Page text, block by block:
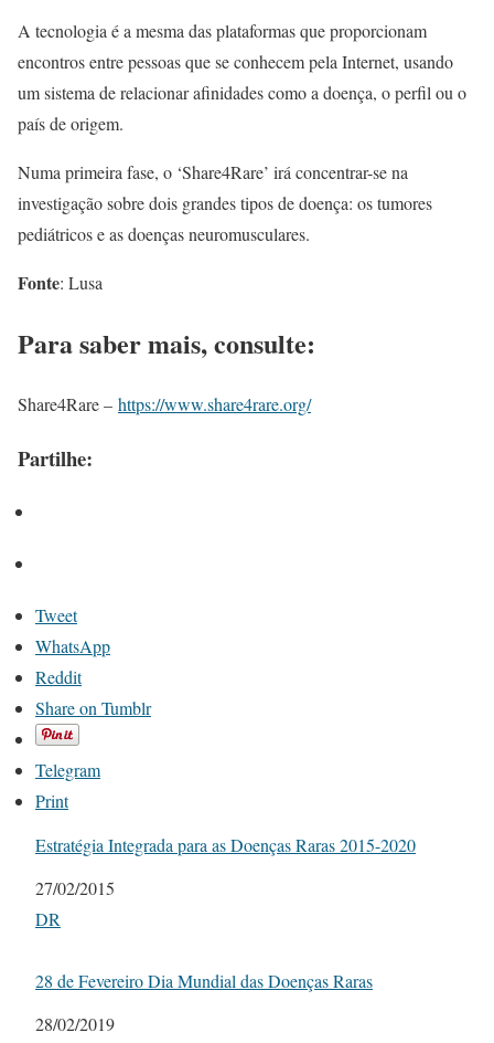
A tecnologia é a mesma das plataformas que proporcionam
encontros entre pessoas que se conhecem pela Internet, usando
um sistema de relacionar afinidades como a doença, o perfil ou o
país de origem.
Numa primeira fase, o ‘Share4Rare’ irá concentrar-se na
investigação sobre dois grandes tipos de doença: os tumores
pediátricos e as doenças neuromusculares.
Fonte: Lusa
Para saber mais, consulte:
Share4Rare – https://www.share4rare.org/
Partilhe:
Tweet
WhatsApp
Reddit
Share on Tumblr
Telegram
Print
Estratégia Integrada para as Doenças Raras 2015-2020
Date
27/02/2015
In relation to
DR
28 de Fevereiro Dia Mundial das Doenças Raras
Date
28/02/2019